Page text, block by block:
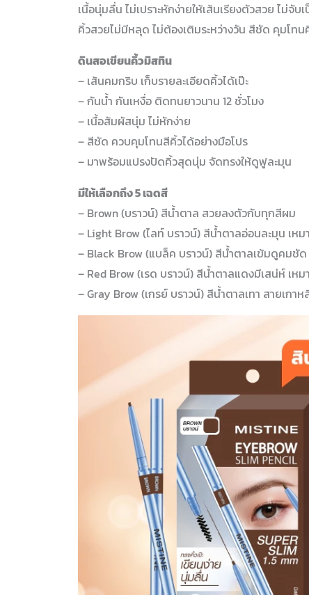
เนื้อนุ่มลื่น ไม่เปราะหักง่ายให้เส้นเรียงตัวสวย ไม่
คิ้วสวยไม่มีหลุด ไม่ต้องเติมระหว่างวัน สีชัด คุมโ
ดินสอเขียนคิ้วมิสทิน
– เส้นคมกริบ เก็บรายละเอียดคิ้วได้เป๊ะ
– กันน้ำ กันเหงื่อ ติดทนยาวนาน 12 ชั่วโมง
– เนื้อสัมผัสนุ่ม ไม่หักง่าย
– สีชัด ควบคุมโทนสีคิ้วได้อย่างมือโปร
– มาพร้อมแปรงปัดคิ้วสุดนุ่ม จัดทรงให้ดูฟูละมุน
มีให้เลือกถึง 5 เฉดสี
– Brown (บราวน์) สีน้ำตาล สวยลงตัวกับทุกสีผม
– Light Brow (ไลท์ บราวน์) สีน้ำตาลอ่อนละมุน เห
– Black Brow (แบล็ค บราวน์) สีน้ำตาลเข้มดูคมชัด
– Red Brow (เรด บราวน์) สีน้ำตาลแดงมีเสน่ห์ เห
– Gray Brow (เกรย์ บราวน์) สีน้ำตาลเทา สายเกา